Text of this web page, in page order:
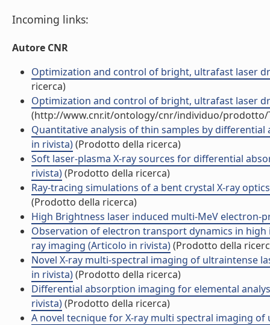
Incoming links:
Autore CNR
Optimization and control of bright, ultrafast laser
ricerca)
Optimization and control of bright, ultrafast laser
(http://www.cnr.it/ontology/cnr/individuo/prodotto/
Quantitative analysis of thin samples by
in rivista)(Prodotto della ricerca)
Soft laser-plasma X-ray sources for differential
rivista)(Prodotto della ricerca)
Ray-tracing simulations of a bent crystal X-ray
(Prodotto della ricerca)
High Brightness laser induced multi-MeV electron-
Observation of electron transport dynamics in
ray imaging (Articolo in rivista)(Prodotto della
Novel X-ray multi-spectral imaging of ultraintense
in rivista)(Prodotto della ricerca)
Differential absorption imaging for elemental
rivista)(Prodotto della ricerca)
A novel tecnique for X-ray multi spectral imaging